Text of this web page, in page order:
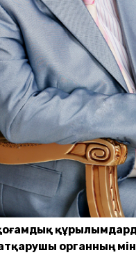
атқарушы органның